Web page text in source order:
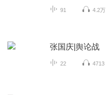
91 4.2万
张国庆|舆论战
22 4713